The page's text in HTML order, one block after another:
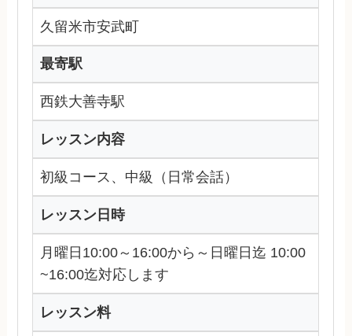
久留米市安武町
最寄駅
西鉄大善寺駅
レッスン内容
初級コース、中級（日常会話）
レッスン日時
月曜日10:00～16:00から～日曜日迄 10:00
~16:00迄対応します
レッスン料